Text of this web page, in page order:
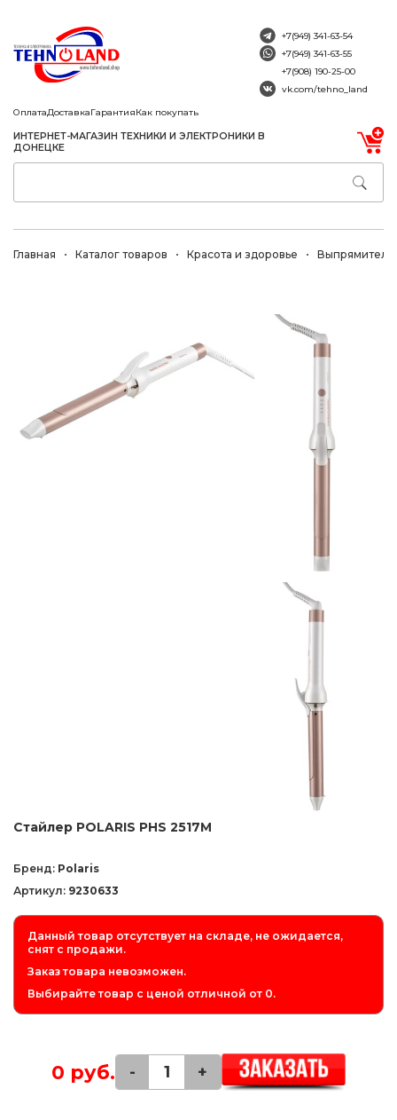
ОплатаДоставкаГарантияКак покупать
ИНТЕРНЕТ-МАГАЗИН ТЕХНИКИ И ЭЛЕКТРОНИКИ В
ДОНЕЦКЕ
+7(949) 341-63-54
+7(949) 341-63-55
+7(908) 190-25-00
vk.com/tehno_land
Главная Каталог товаров Красота и здоровье Выпрямители
Стайлер POLARIS PHS 2517M
Бренд: Polaris
Артикул: 9230633
Данный товар отсутствует на складе, не ожидается,
снят с продажи.
Заказ товара невозможен.
Выбирайте товар с ценой отличной от 0.
0 руб. - +